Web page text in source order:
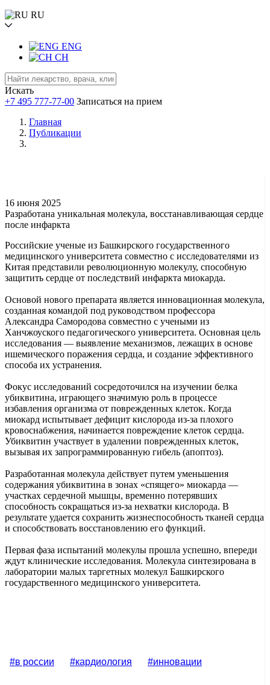
RU
ENG
CH
Искать
+7 495 777-77-00 Записаться на прием
Главная
Публикации
16 июня 2025
Разработана уникальная молекула, восстанавливающая сердце
после инфаркта
Российские ученые из Башкирского государственного
медицинского университета совместно с исследователями из
Китая представили революционную молекулу, способную
защитить сердце от последствий инфаркта миокарда.
Основой нового препарата является инновационная молекула,
созданная командой под руководством профессора
Александра Самородова совместно с учеными из
Ханчжоуского педагогического университета. Основная цель
исследования — выявление механизмов, лежащих в основе
ишемического поражения сердца, и создание эффективного
способа их устранения.
Фокус исследований сосредоточился на изучении белка
убиквитина, играющего значимую роль в процессе
избавления организма от поврежденных клеток. Когда
миокард испытывает дефицит кислорода из-за плохого
кровоснабжения, начинается повреждение клеток сердца.
Убиквитин участвует в удалении поврежденных клеток,
вызывая их запрограммированную гибель (апоптоз).
Разработанная молекула действует путем уменьшения
содержания убиквитина в зонах «спящего» миокарда —
участках сердечной мышцы, временно потерявших
способность сокращаться из-за нехватки кислорода. В
результате удается сохранить жизнеспособность тканей сердца
и способствовать восстановлению его функций.
Первая фаза испытаний молекулы прошла успешно, впереди
ждут клинические исследования. Молекула синтезирована в
лаборатории малых таргетных молекул Башкирского
государственного медицинского университета.
#в россии #кардиология #инновации